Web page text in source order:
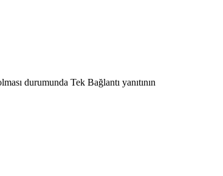
durumunda Tek Bağlantı yanıtının